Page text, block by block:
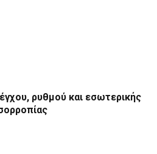
ρυθμού και εσωτερικής